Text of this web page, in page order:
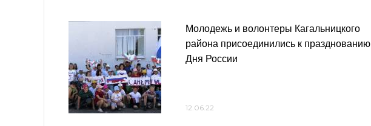
Молодежь и волонтеры Кагальницкого
района присоединились к празднованию
Дня России
12.06.22